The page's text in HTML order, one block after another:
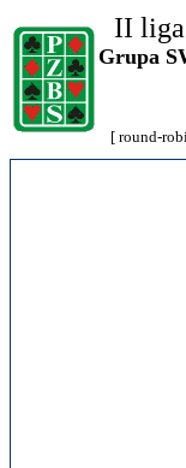
II
Grupa
[ round-